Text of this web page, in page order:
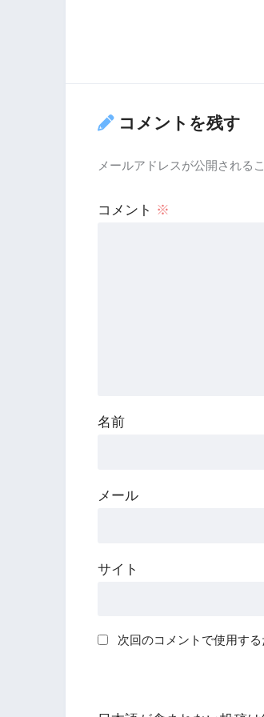
コメントを残す
メールアドレスが公開される
コメント ※
名前
メール
サイト
次回のコメントで使用す